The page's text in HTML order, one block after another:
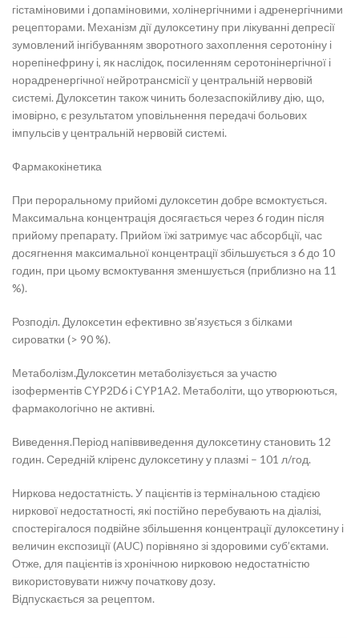
гістаміновими і допаміновими, холінергічними і адренергічними
рецепторами. Механізм дії дулоксетину при лікуванні депресії
зумовлений інгібуванням зворотного захоплення серотоніну і
норепінефрину і, як наслідок, посиленням серотонінергічної і
норадренергічної нейротрансмісії у центральній нервовій
системі. Дулоксетин також чинить болезаспокійливу дію, що,
імовірно, є результатом уповільнення передачі больових
імпульсів у центральній нервовій системі.
Фармакокінетика
При пероральному прийомі дулоксетин добре всмоктується.
Максимальна концентрація досягається через 6 годин після
прийому препарату. Прийом їжі затримує час абсорбції, час
досягнення максимальної концентрації збільшується з 6 до 10
годин, при цьому всмоктування зменшується (приблизно на 11
%).
Розподіл. Дулоксетин ефективно зв’язується з білками
сироватки (> 90 %).
Метаболізм.Дулоксетин метаболізується за участю
ізоферментів CYP2D6 і CYP1A2. Метаболіти, що утворюються,
фармакологічно не активні.
Виведення.Період напіввиведення дулоксетину становить 12
годин. Середній кліренс дулоксетину у плазмі – 101 л/год.
Ниркова недостатність. У пацієнтів із термінальною стадією
ниркової недостатності, які постійно перебувають на діалізі,
спостерігалося подвійне збільшення концентрації дулоксетину і
величин експозиції (AUC) порівняно зі здоровими суб’єктами.
Отже, для пацієнтів із хронічною нирковою недостатністю
використовувати нижчу початкову дозу.
Відпускається за рецептом.